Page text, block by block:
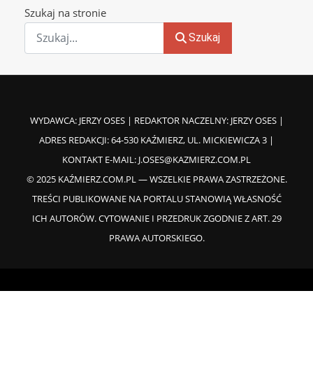
Szukaj na stronie
Szukaj
WYDAWCA: JERZY OSES | REDAKTOR NACZELNY: JERZY OSES |
ADRES REDAKCJI: 64-530 KAŹMIERZ, UL. MICKIEWICZA 3 |
KONTAKT E-MAIL: J.OSES@KAZMIERZ.COM.PL
© 2025 KAŹMIERZ.COM.PL — WSZELKIE PRAWA ZASTRZEŻONE.
TREŚCI PUBLIKOWANE NA PORTALU STANOWIĄ WŁASNOŚĆ
ICH AUTORÓW. CYTOWANIE I PRZEDRUK ZGODNIE Z ART. 29
PRAWA AUTORSKIEGO.